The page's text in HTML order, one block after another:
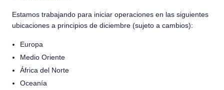
Estamos trabajando para iniciar operaciones en las siguientes
ubicaciones a principios de diciembre (sujeto a cambios):
Europa
Medio Oriente
África del Norte
Oceanía